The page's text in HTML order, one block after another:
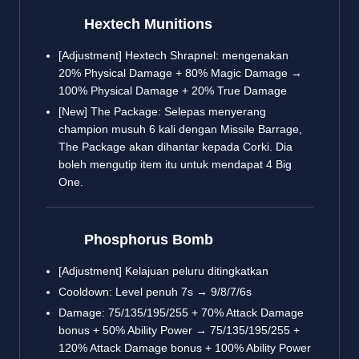
Hextech Munitions
[Adjustment] Hextech Shrapnel: mengenakan
20% Physical Damage + 80% Magic Damage →
100% Physical Damage + 20% True Damage
[New] The Package: Selepas menyerang
champion musuh 6 kali dengan Missile Barrage,
The Package akan dihantar kepada Corki. Dia
boleh mengutip item itu untuk mendapat 4 Big
One.
Phosphorus Bomb
[Adjustment] Kelajuan peluru ditingkatkan
Cooldown: Level penuh 7s → 9/8/7/6s
Damage: 75/135/195/255 + 70% Attack Damage
bonus + 50% Ability Power → 75/135/195/255 +
120% Attack Damage bonus + 100% Ability Power